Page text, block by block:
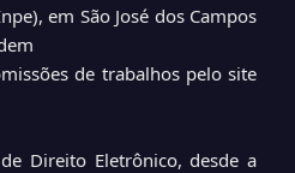
em São José dos Campos
de trabalhos pelo site
Direito Eletrônico, desde a